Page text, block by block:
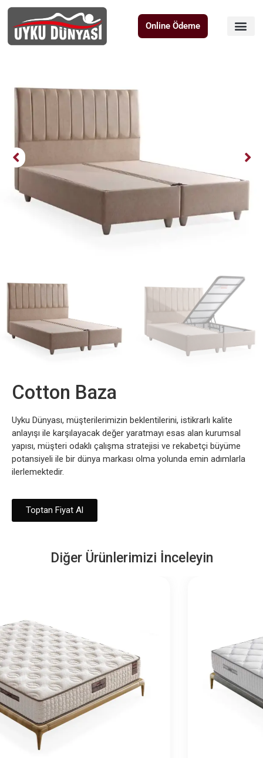
Online Ödeme
Cotton Baza
Uyku Dünyası, müşterilerimizin beklentilerini, istikrarlı kalite
anlayışı ile karşılayacak değer yaratmayı esas alan kurumsal
yapısı, müşteri odaklı çalışma stratejisi ve rekabetçi büyüme
potansiyeli ile bir dünya markası olma yolunda emin adımlarla
ilerlemektedir.
Toptan Fiyat Al
Diğer Ürünlerimizi İnceleyin